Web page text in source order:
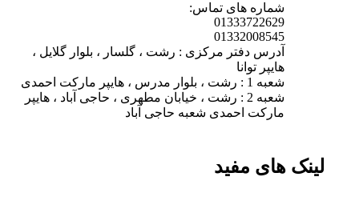
شماره های تماس:
01333722629
01332008545
آدرس دفتر مرکزی : رشت ، گلسار ، بلوار گلایل ،
هایپر توانا
شعبه 1 : رشت ، بلوار مدرس ، هایپر مارکت احمدی
شعبه 2 : رشت ، خیابان مطهری ، حاجی آباد ، هایپر
مارکت احمدی شعبه حاجی آباد
لینک های مفید